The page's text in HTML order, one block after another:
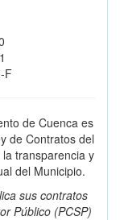
F
de Cuenca es
de Contratos del
transparencia y
del Municipio.
sus contratos
Público (PCSP)